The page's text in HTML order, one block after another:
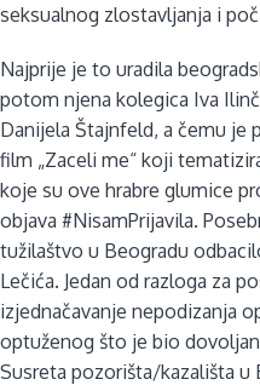
seksualnog zlostavljanja i
Najprije je to uradila
potom njena kolegica Iva
Danijela Štajnfeld, a čemu
film „Zaceli me“ koji
koje su ove hrabre glumice
objava #NisamPrijavila.
tužilaštvo u Beogradu
Lečića. Jedan od razloga za
izjednačavanje nepodizanja
optuženog što je bio
Susreta pozorišta/kazališta u